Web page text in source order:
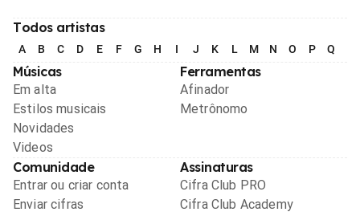
Todos artistas
A B C D E F G H I J K L M N O P Q
Músicas
Em alta
Estilos musicais
Novidades
Videos
Ferramentas
Afinador
Metrônomo
Comunidade
Entrar ou criar conta
Enviar cifras
Assinaturas
Cifra Club PRO
Cifra Club Academy